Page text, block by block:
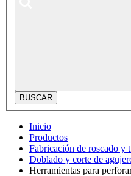
BUSCAR
Inicio
Productos
Fabricación de roscado y
Doblado y corte de
Herramientas para